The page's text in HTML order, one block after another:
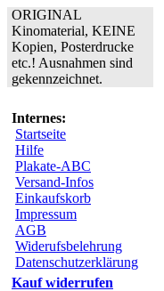
ORIGINAL
Kinomaterial, KEINE
Kopien, Posterdrucke
etc.! Ausnahmen sind
gekennzeichnet.
Internes:
Startseite
Hilfe
Plakate-ABC
Versand-Infos
Einkaufskorb
Impressum
AGB
Widerufsbelehrung
Datenschutzerklärung
Kauf widerrufen